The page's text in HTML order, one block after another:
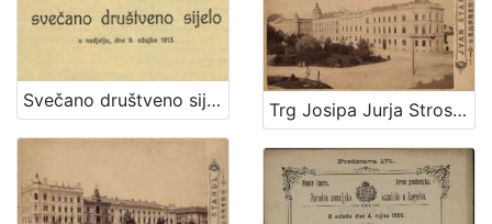
Svečano društveno sijelo / priređuje Hrvatski katolički kasino u Zagrebu Trg Josipa Jurja Strossmayera / Ivan Standl